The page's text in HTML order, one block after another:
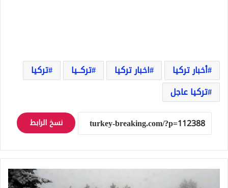
أخبار تركيا اخبار تركيا تركــيا
تركيا
تركيا عاجل
نسخ الرابط